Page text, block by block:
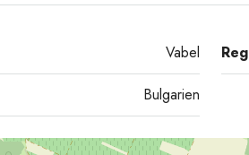
Vabel
Bulgarien